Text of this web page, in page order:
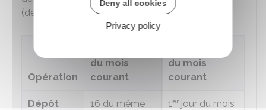
(dépôt ou retrait) :
Opération
du mois
courant
À partir du 16
du mois
courant
Dépôt
16 du même
1er jour du mois
Deny all cookies
Privacy policy